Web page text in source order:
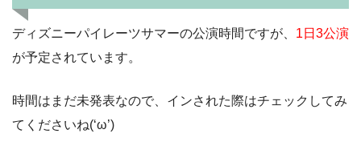
ディズニーパイレーツサマーの公演時間ですが、 1日3公演
が予定されています。
時間はまだ未発表なので、インされた際はチェックしてみ
てくださいね(‘ω’)